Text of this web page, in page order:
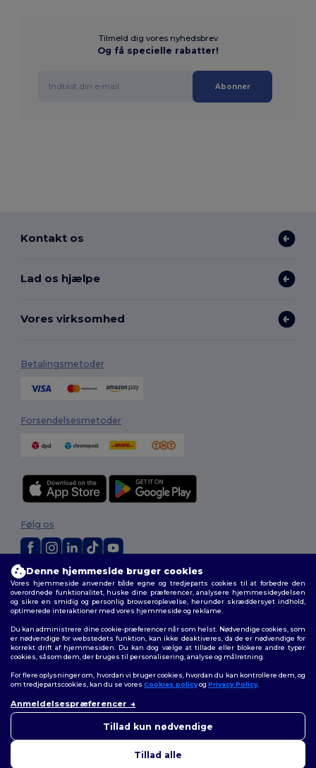
Tilmeld dig vores nyhedsbrev
Og få specielle rabatter!
Abonner
Kontakt os
Lad os hjælpe
Vores virksomhed
Betalingsmetoder
Forsendelsesmetoder
2026. Alle rettigheder forbeholdes
Vilkår og Betingelser| Tilpasset politik|Fortrolighedspolitik|Politik for
cookies|Sitemap
Følg os
Denne hjemmeside bruger cookies
Vores hjemmeside anvender både egne og tredjeparts cookies til at forbedre den
overordnede funktionalitet, huske dine præferencer, analysere hjemmesideydelsen
og sikre en smidig og personlig browseroplevelse, herunder skræddersyet indhold,
optimerede interaktioner med vores hjemmeside og reklame.
Du kan administrere dine cookie-præferencer når som helst. Nødvendige cookies, som
er nødvendige for webstedets funktion, kan ikke deaktiveres, da de er nødvendige for
korrekt drift af hjemmesiden. Du kan dog vælge at tillade eller blokere andre typer
cookies, såsom dem, der bruges til personalisering, analyse og målretning.
For flere oplysninger om, hvordan vi bruger cookies, hvordan du kan kontrollere dem, og
om tredjepartscookies, kan du se vores Cookies policyog Privacy Policy.
Anmeldelsespræferencer
Tillad kun nødvendige
Tillad alle